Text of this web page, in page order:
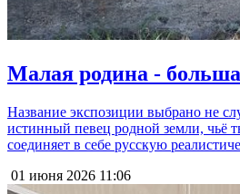
Малая родина -
Название экспозиции выбрано не
истинный певец родной земли, чьё
соединяет в себе русскую
01 июня 2026 11:06